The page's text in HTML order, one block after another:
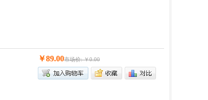
￥89.00市场价: ￥0.00